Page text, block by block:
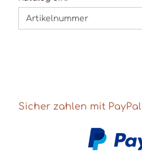
SIE
DIE
Sicher zahlen mit PayPal